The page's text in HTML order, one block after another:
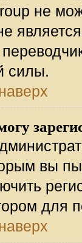
не
силы.
вы
для